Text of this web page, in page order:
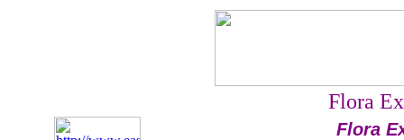
Flora
Flora